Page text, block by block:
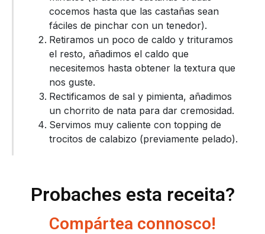
cocemos hasta que las castañas sean
fáciles de pinchar con un tenedor).
Retiramos un poco de caldo y trituramos
el resto, añadimos el caldo que
necesitemos hasta obtener la textura que
nos guste.
Rectificamos de sal y pimienta, añadimos
un chorrito de nata para dar cremosidad.
Servimos muy caliente con topping de
trocitos de calabizo (previamente pelado).
Probaches esta receita?
Compártea connosco!